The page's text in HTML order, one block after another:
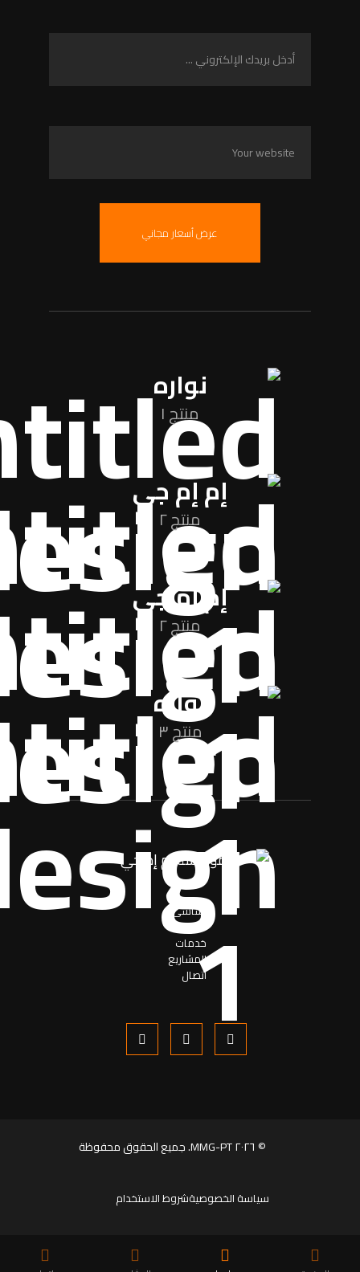
عرض أسعار مجاني
نواره
منتج ١
إم إم جي
منتج ٢
إم إم جي
منتج ٢
نواره
منتج ٣
اساسی
حول
خدمات
المشاریع
اتصال
© ٢٠٢٦ MMG-PT. جميع الحقوق محفوظة
سياسة الخصوصيةشروط الاستخدام